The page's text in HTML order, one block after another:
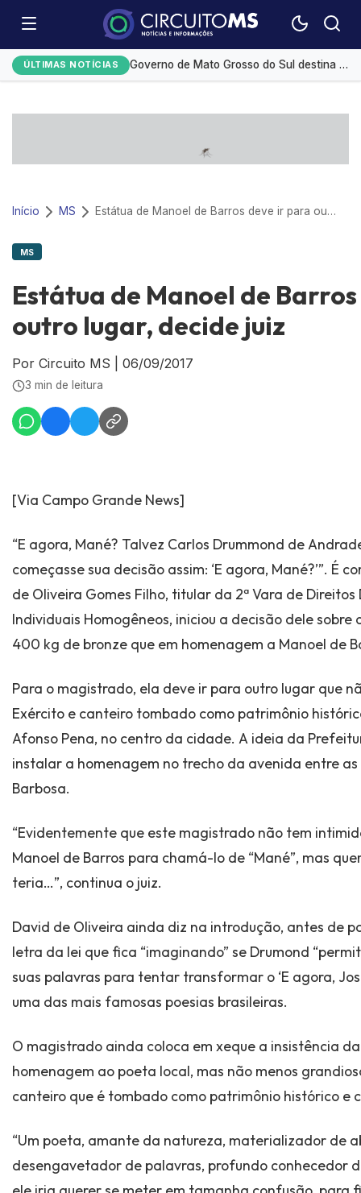
ÚLTIMAS NOTÍCIAS
Desmatamento na Amazônia cai 36,87% no último ano
Governo de Mato Grosso do Sul destina R$ 5,2 milhões para compra de medicamentos de alto custo
Monitoramento de tornozeleiras eletrônicas gera custo mensal de R$ 1,8 milhão
Início MS Estátua de Manoel de Barros deve ir para outro lugar, decide juiz
MS
Estátua de Manoel de
outro lugar, decide juiz
Por Circuito MS 06/09/2017
3 min de leitura
[Via Campo Grande News]
“E agora, Mané? Talvez Carlos Drummond de
começasse sua decisão assim: ‘E agora, Mané?’”. É
de Oliveira Gomes Filho, titular da 2ª Vara de Direitos
Individuais Homogêneos, iniciou a decisão dele
400 kg de bronze que em homenagem a Manoel de
Para o magistrado, ela deve ir para outro lugar que
Exército e canteiro tombado como patrimônio
Afonso Pena, no centro da cidade. A ideia da
instalar a homenagem no trecho da avenida entre as
Barbosa.
“Evidentemente que este magistrado não tem
Manoel de Barros para chamá-lo de “Mané”, mas
teria…”, continua o juiz.
David de Oliveira ainda diz na introdução, antes de
letra da lei que fica “imaginando” se Drumond
suas palavras para tentar transformar o ‘E agora,
uma das mais famosas poesias brasileiras.
O magistrado ainda coloca em xeque a insistência
homenagem ao poeta local, mas não menos
canteiro que é tombado como patrimônio histórico e
“Um poeta, amante da natureza, materializador de
desengavetador de palavras, profundo conhecedor